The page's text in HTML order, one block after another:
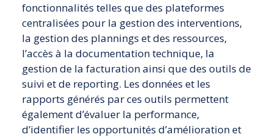
fonctionnalités telles que des plateformes
centralisées pour la gestion des interventions,
la gestion des plannings et des ressources,
l’accès à la documentation technique, la
gestion de la facturation ainsi que des outils de
suivi et de reporting. Les données et les
rapports générés par ces outils permettent
également d’évaluer la performance,
d’identifier les opportunités d’amélioration et